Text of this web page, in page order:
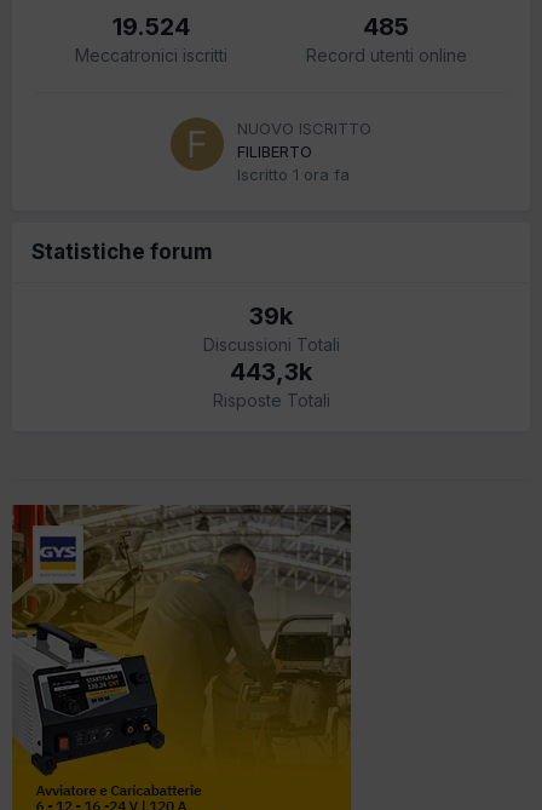
19.524
Meccatronici iscritti
485
Record utenti online
NUOVO ISCRITTO
FILIBERTO
Iscritto 1 ora fa
Statistiche forum
39k
Discussioni Totali
443,3k
Risposte Totali